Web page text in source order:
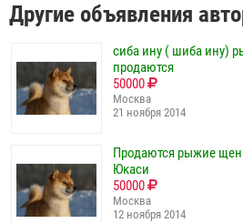
Другие объявления
сиба ину ( шиба ину)
продаются
50000
Москва
21 ноября 2014
Продаются рыжие
Юкаси
50000
Москва
12 ноября 2014